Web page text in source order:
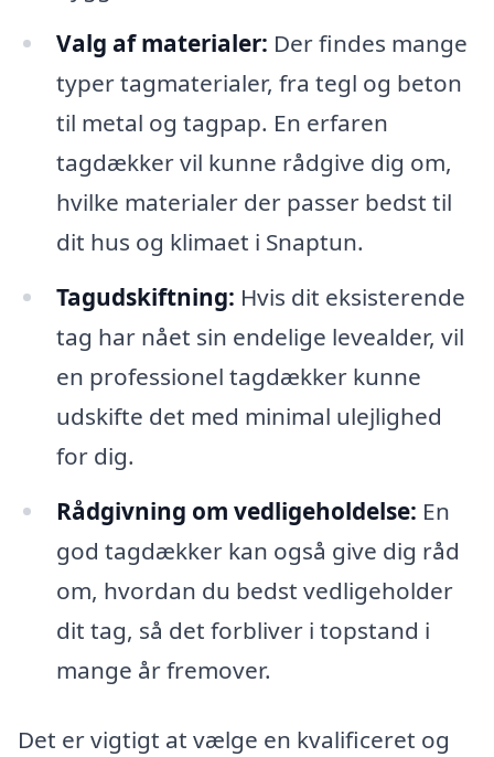
Valg af materialer: Der findes mange
typer tagmaterialer, fra tegl og beton
til metal og tagpap. En erfaren
tagdækker vil kunne rådgive dig om,
hvilke materialer der passer bedst til
dit hus og klimaet i Snaptun.
Tagudskiftning: Hvis dit eksisterende
tag har nået sin endelige levealder, vil
en professionel tagdækker kunne
udskifte det med minimal ulejlighed
for dig.
Rådgivning om vedligeholdelse: En
god tagdækker kan også give dig råd
om, hvordan du bedst vedligeholder
dit tag, så det forbliver i topstand i
mange år fremover.
Det er vigtigt at vælge en kvalificeret og